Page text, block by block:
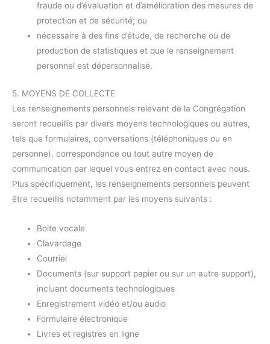
fraude ou d’évaluation et d’amélioration des mesures de
protection et de sécurité; ou
nécessaire à des fins d’étude, de recherche ou de
production de statistiques et que le renseignement
personnel est dépersonnalisé.
5. MOYENS DE COLLECTE
Les renseignements personnels relevant de la Congrégation
seront recueillis par divers moyens technologiques ou autres,
tels que formulaires, conversations (téléphoniques ou en
personne), correspondance ou tout autre moyen de
communication par lequel vous entrez en contact avec nous.
Plus spécifiquement, les renseignements personnels peuvent
être recueillis notamment par les moyens suivants :
Boite vocale
Clavardage
Courriel
Documents (sur support papier ou sur un autre support),
incluant documents technologiques
Enregistrement vidéo et/ou audio
Formulaire électronique
Livres et registres en ligne